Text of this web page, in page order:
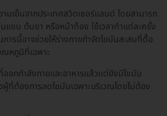
ามเย็นจากประเทศสวิตเซอร์แลนด์ โดยสามารถ
แขน ต้นขา หรือหน้าท้อง ใช้เวลาทำแต่ละครั้ง
ารนี้อาจช่วยให้ร่างกายกำจัดไขมันสะสมที่ดื้อ
ณหภูมิที่เฉพาะ
อกกำลังกายและอาหารแล้วแต่ยังมีไขมัน
ที่ต้องการลดไขมันเฉพาะบริเวณโดยไม่ต้อง